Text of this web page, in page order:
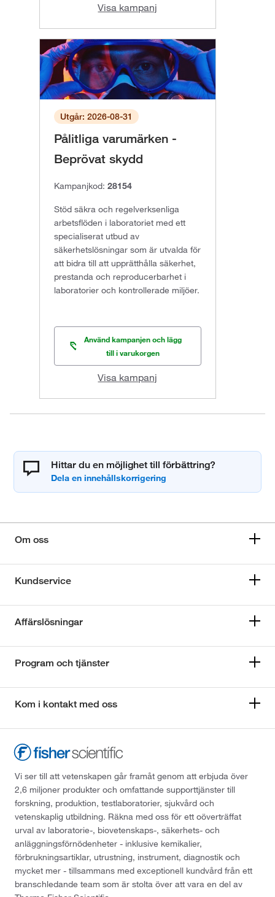
Visa kampanj
Utgår: 2026-08-31
Pålitliga varumärken -
Beprövat skydd
Kampanjkod: 28154
Stöd säkra och regelverksenliga
arbetsflöden i laboratoriet med ett
specialiserat utbud av
säkerhetslösningar som är utvalda för
att bidra till att upprätthålla säkerhet,
prestanda och reproducerbarhet i
laboratorier och kontrollerade miljöer.
Använd kampanjen och lägg
till i varukorgen
Visa kampanj
Hittar du en möjlighet till förbättring?
Om oss
Kundservice
Affärslösningar
Program och tjänster
Kom i kontakt med oss
Vi ser till att vetenskapen går framåt genom att erbjuda över
2,6 miljoner produkter och omfattande supporttjänster till
forskning, produktion, testlaboratorier, sjukvård och
vetenskaplig utbildning. Räkna med oss för ett oöverträffat
urval av laboratorie-, biovetenskaps-, säkerhets- och
anläggningsförnödenheter - inklusive kemikalier,
förbrukningsartiklar, utrustning, instrument, diagnostik och
mycket mer - tillsammans med exceptionell kundvård från ett
branschledande team som är stolta över att vara en del av